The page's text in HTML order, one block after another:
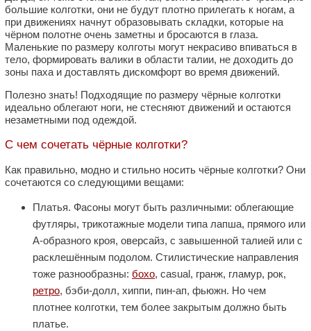
большие колготки, они не будут плотно прилегать к ногам, а
при движениях начнут образовывать складки, которые на
чёрном полотне очень заметны и бросаются в глаза.
Маленькие по размеру колготы могут некрасиво впиваться в
тело, формировать валики в области талии, не доходить до
зоны паха и доставлять дискомфорт во время движений.
Полезно знать! Подходящие по размеру чёрные колготки
идеально облегают ноги, не стесняют движений и остаются
незаметными под одеждой.
С чем сочетать чёрные колготки?
Как правильно, модно и стильно носить чёрные колготки? Они
сочетаются со следующими вещами:
Платья. Фасоны могут быть различными: облегающие
футляры, трикотажные модели типа лапша, прямого или
А-образного кроя, оверсайз, с завышенной талией или с
расклешённым подолом. Стилистические направления
тоже разнообразны: бохо, casual, гранж, гламур, рок,
ретро, бэби-долл, хиппи, пин-ап, фьюжн. Но чем
плотнее колготки, тем более закрытым должно быть
платье.